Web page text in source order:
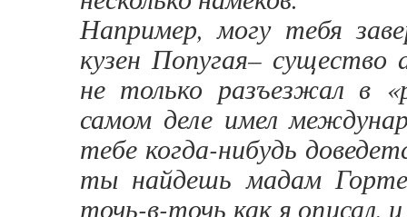
Например, могу тебя
кузен Попугая– существо
не только разъезжал в
самом деле имел
тебе когда-нибудь
ты найдешь мадам
точь-в-точь как я описал,